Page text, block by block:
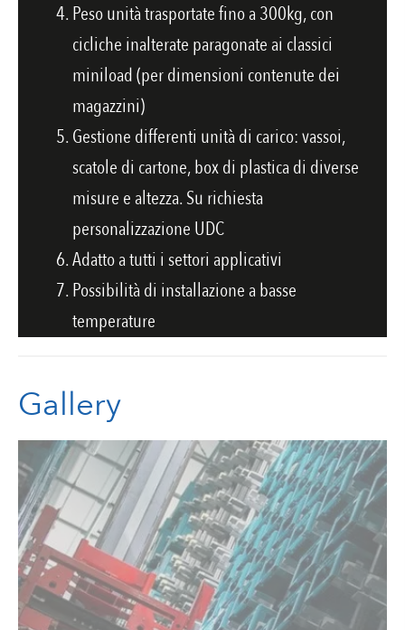
Peso unità trasportate fino a 300kg, con
cicliche inalterate paragonate ai classici
miniload (per dimensioni contenute dei
magazzini)
Gestione differenti unità di carico: vassoi,
scatole di cartone, box di plastica di diverse
misure e altezza. Su richiesta
personalizzazione UDC
Adatto a tutti i settori applicativi
Possibilità di installazione a basse
temperature
Gallery